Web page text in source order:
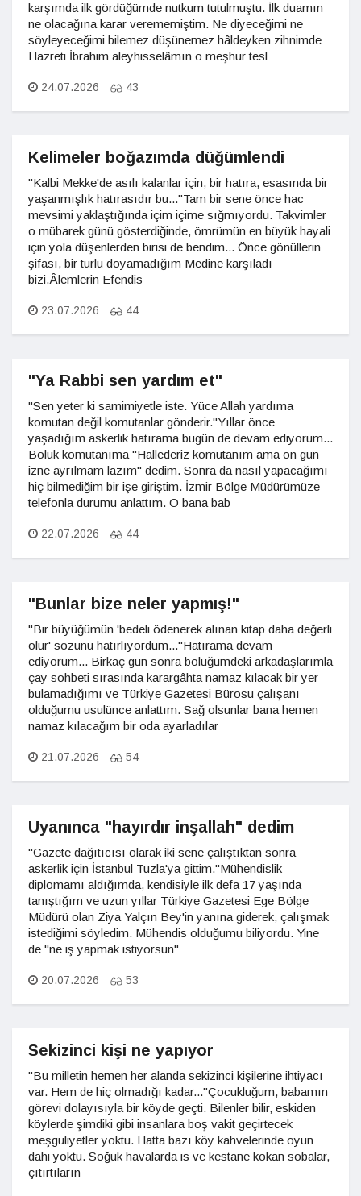
karşımda ilk gördüğümde nutkum tutulmuştu. İlk duamın
ne olacağına karar verememiştim. Ne diyeceğimi ne
söyleyeceğimi bilemez düşünemez hâldeyken zihnimde
Hazreti İbrahim aleyhisselâmın o meşhur tesl
24.07.2026 43
Kelimeler boğazımda düğümlendi
"Kalbi Mekke'de asılı kalanlar için, bir hatıra, esasında bir
yaşanmışlık hatırasıdır bu..."Tam bir sene önce hac
mevsimi yaklaştığında içim içime sığmıyordu. Takvimler
o mübarek günü gösterdiğinde, ömrümün en büyük hayali
için yola düşenlerden birisi de bendim... Önce gönüllerin
şifası, bir türlü doyamadığım Medine karşıladı
bizi.Âlemlerin Efendis
23.07.2026 44
"Ya Rabbi sen yardım et"
"Sen yeter ki samimiyetle iste. Yüce Allah yardıma
komutan değil komutanlar gönderir."Yıllar önce
yaşadığım askerlik hatırama bugün de devam ediyorum...
Bölük komutanıma "Hallederiz komutanım ama on gün
izne ayrılmam lazım" dedim. Sonra da nasıl yapacağımı
hiç bilmediğim bir işe giriştim. İzmir Bölge Müdürümüze
telefonla durumu anlattım. O bana bab
22.07.2026 44
"Bunlar bize neler yapmış!"
"Bir büyüğümün 'bedeli ödenerek alınan kitap daha değerli
olur' sözünü hatırlıyordum..."Hatırama devam
ediyorum... Birkaç gün sonra bölüğümdeki arkadaşlarımla
çay sohbeti sırasında karargâhta namaz kılacak bir yer
bulamadığımı ve Türkiye Gazetesi Bürosu çalışanı
olduğumu usulünce anlattım. Sağ olsunlar bana hemen
namaz kılacağım bir oda ayarladılar
21.07.2026 54
Uyanınca "hayırdır inşallah" dedim
"Gazete dağıtıcısı olarak iki sene çalıştıktan sonra
askerlik için İstanbul Tuzla'ya gittim."Mühendislik
diplomamı aldığımda, kendisiyle ilk defa 17 yaşında
tanıştığım ve uzun yıllar Türkiye Gazetesi Ege Bölge
Müdürü olan Ziya Yalçın Bey'in yanına giderek, çalışmak
istediğimi söyledim. Mühendis olduğumu biliyordu. Yine
de "ne iş yapmak istiyorsun"
20.07.2026 53
Sekizinci kişi ne yapıyor
"Bu milletin hemen her alanda sekizinci kişilerine ihtiyacı
var. Hem de hiç olmadığı kadar..."Çocukluğum, babamın
görevi dolayısıyla bir köyde geçti. Bilenler bilir, eskiden
köylerde şimdiki gibi insanlara boş vakit geçirtecek
meşguliyetler yoktu. Hatta bazı köy kahvelerinde oyun
dahi yoktu. Soğuk havalarda is ve kestane kokan sobalar,
çıtırtıların